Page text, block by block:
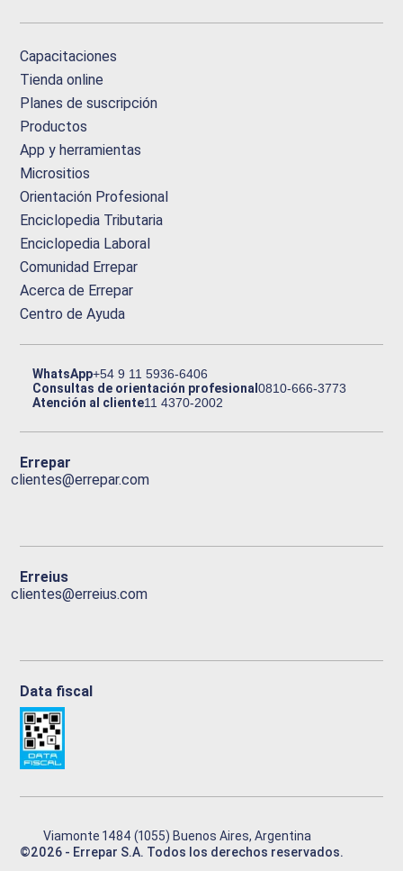
Capacitaciones
Tienda online
Planes de suscripción
Productos
App y herramientas
Micrositios
Orientación Profesional
Enciclopedia Tributaria
Enciclopedia Laboral
Comunidad Errepar
Acerca de Errepar
Centro de Ayuda
WhatsApp+54 9 11 5936-6406
Consultas de orientación profesional0810-666-3773
Atención al cliente11 4370-2002
Errepar
clientes@errepar.com
Erreius
clientes@erreius.com
Data fiscal
Viamonte 1484 (1055) Buenos Aires, Argentina
©2026 - Errepar S.A. Todos los derechos reservados.